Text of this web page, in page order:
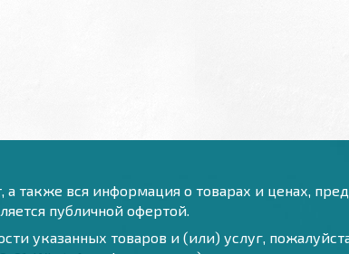
также вся информация о товарах и ценах,
публичной офертой.
указанных товаров и (или) услуг,